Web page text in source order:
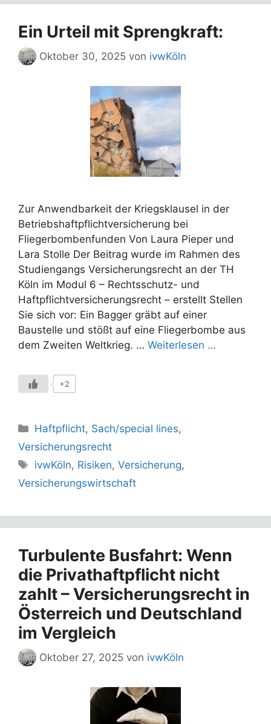
Ein Urteil mit Sprengkraft:
Oktober 30, 2025 von ivwKöln
Zur Anwendbarkeit der Kriegsklausel in der
Betriebshaftpflichtversicherung bei
Fliegerbombenfunden Von Laura Pieper und
Lara Stolle Der Beitrag wurde im Rahmen des
Studiengangs Versicherungsrecht an der TH
Köln im Modul 6 – Rechtsschutz- und
Haftpflichtversicherungsrecht – erstellt Stellen
Sie sich vor: Ein Bagger gräbt auf einer
Baustelle und stößt auf eine Fliegerbombe aus
dem Zweiten Weltkrieg. … Weiterlesen …
+2
Kategorien
Haftpflicht, Sach/special lines,
Versicherungsrecht
Schlagwörter
ivwKöln, Risiken,Versicherung,
Versicherungswirtschaft
Turbulente Busfahrt: Wenn
die Privathaftpflicht nicht
zahlt – Versicherungsrecht in
Österreich und Deutschland
im Vergleich
Oktober 27, 2025 von ivwKöln